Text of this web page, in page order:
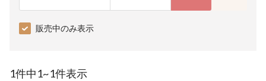
販売中のみ表示
1件中1~1件表示